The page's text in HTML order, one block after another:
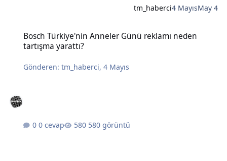
tm_haberci4 MayısMay 4
Bosch Türkiye'nin Anneler Günü reklamı neden
tartışma yarattı?
Gönderen:tm_haberci,4 Mayıs
0 cevap 580 görüntü